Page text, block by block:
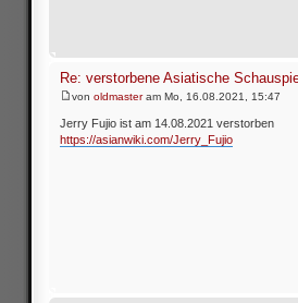
Re: verstorbene Asiatische
von oldmasteram Mo, 16.08.2021, 15:47
Jerry Fujio ist am 14.08.2021 verstorben
https://asianwiki.com/Jerry_Fujio